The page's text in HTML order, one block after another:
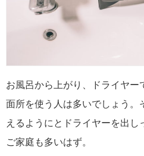
お風呂から上がり、ドライヤー
面所を使う人は多いでしょう。
えるようにとドライヤーを出し
ご家庭も多いはず。